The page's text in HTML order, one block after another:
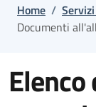
Home /
Documenti